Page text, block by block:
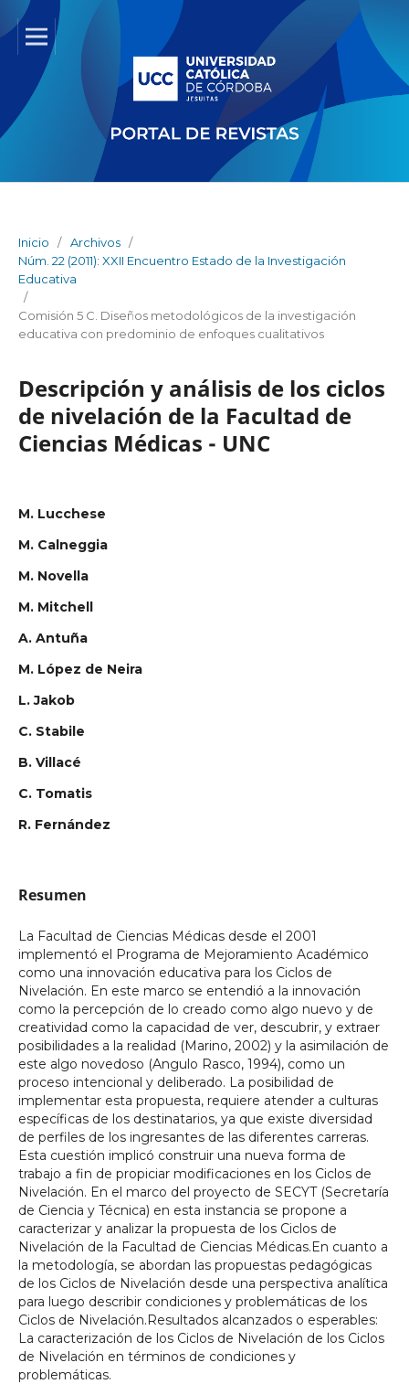
Inicio / Archivos /
Núm. 22 (2011): XXII Encuentro Estado de la Investigación
Educativa
/
Comisión 5 C. Diseños metodológicos de la investigación
educativa con predominio de enfoques cualitativos
Descripción y análisis de los ciclos
de nivelación de la Facultad de
Ciencias Médicas - UNC
M. Lucchese
M. Calneggia
M. Novella
M. Mitchell
A. Antuña
M. López de Neira
L. Jakob
C. Stabile
B. Villacé
C. Tomatis
R. Fernández
Resumen
La Facultad de Ciencias Médicas desde el 2001
implementó el Programa de Mejoramiento Académico
como una innovación educativa para los Ciclos de
Nivelación. En este marco se entendió a la innovación
como la percepción de lo creado como algo nuevo y de
creatividad como la capacidad de ver, descubrir, y extraer
posibilidades a la realidad (Marino, 2002) y la asimilación de
este algo novedoso (Angulo Rasco, 1994), como un
proceso intencional y deliberado. La posibilidad de
implementar esta propuesta, requiere atender a culturas
específicas de los destinatarios, ya que existe diversidad
de perfiles de los ingresantes de las diferentes carreras.
Esta cuestión implicó construir una nueva forma de
trabajo a fin de propiciar modificaciones en los Ciclos de
Nivelación. En el marco del proyecto de SECYT (Secretaría
de Ciencia y Técnica) en esta instancia se propone a
caracterizar y analizar la propuesta de los Ciclos de
Nivelación de la Facultad de Ciencias Médicas.En cuanto a
la metodología, se abordan las propuestas pedagógicas
de los Ciclos de Nivelación desde una perspectiva analítica
para luego describir condiciones y problemáticas de los
Ciclos de Nivelación.Resultados alcanzados o esperables:
La caracterización de los Ciclos de Nivelación de los Ciclos
de Nivelación en términos de condiciones y
problemáticas.